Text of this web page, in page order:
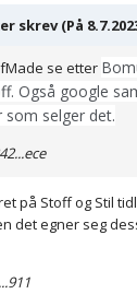
skrev (På
se etter
Også google
selger det.
på Stoff og Stil
det egner seg